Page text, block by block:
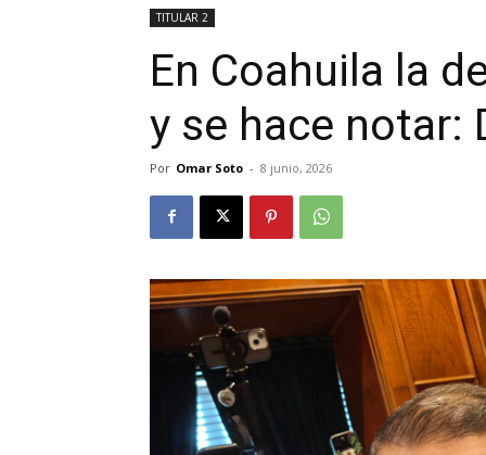
TITULAR 2
En Coahuila la
y se hace notar:
Por Omar Soto - 8 junio, 2026